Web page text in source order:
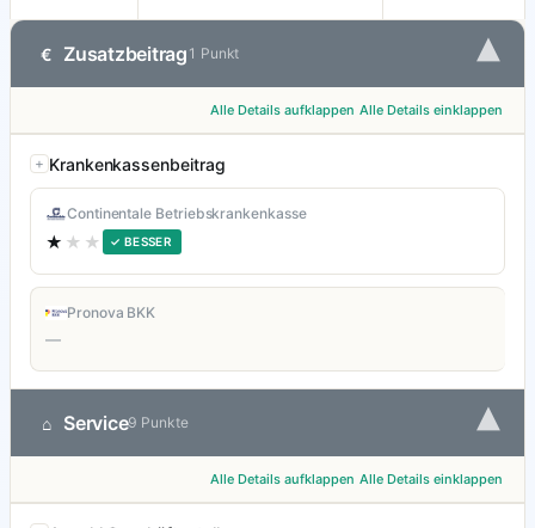
€ Zusatzbeitrag 1 Punkt ▾
Alle Details aufklappen Alle Details einklappen
Krankenkassenbeitrag
Continentale Betriebskrankenkasse
★ ★★ ✓ BESSER
Pronova BKK
—
⌂ Service9 Punkte ▾
Alle Details aufklappen Alle Details einklappen